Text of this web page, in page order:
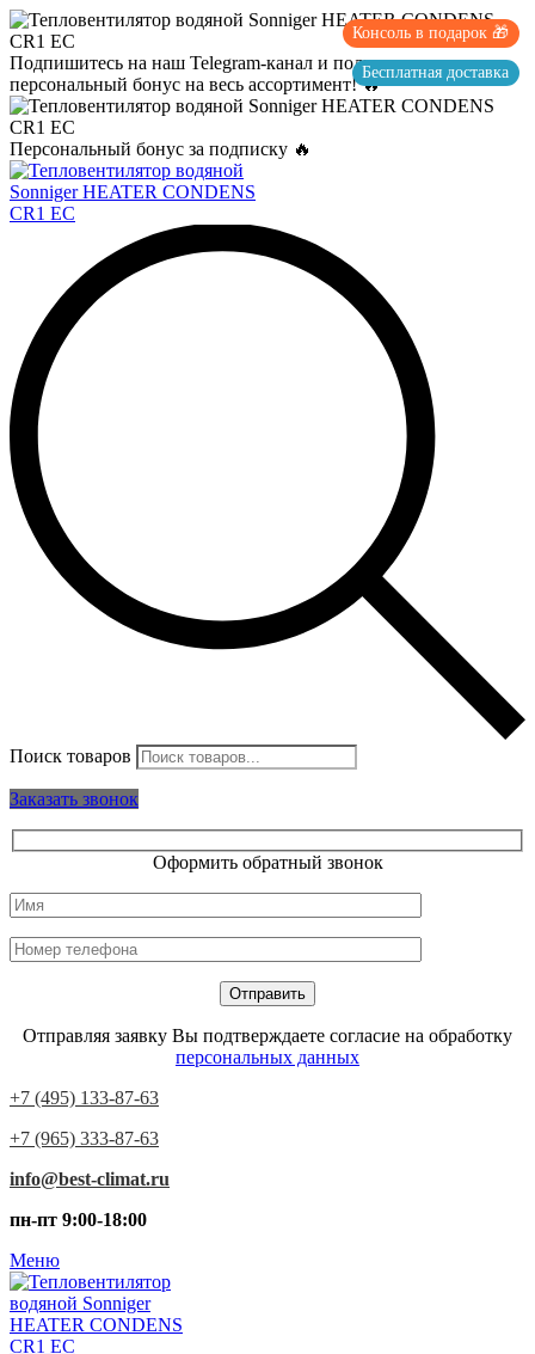
Подпишитесь на наш Telegram-канал и получите
персональный бонус на весь ассортимент! 🔥
Персональный бонус за подписку 🔥
Поиск товаров
Заказать звонок
Оформить обратный звонок
Отправляя заявку Вы подтверждаете согласие на обработку
персональных данных
+7 (495) 133-87-63
+7 (965) 333-87-63
info@best-climat.ru
пн-пт 9:00-18:00
Меню
Консоль в подарок 🎁
Бесплатная доставка